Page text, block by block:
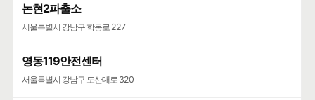
논현2파출소
서울특별시 강남구 학동로 227
영동119안전센터
서울특별시 강남구 도산대로 320